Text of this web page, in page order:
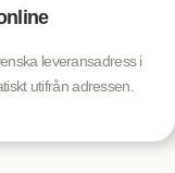
leveransadress i
utifrån adressen.